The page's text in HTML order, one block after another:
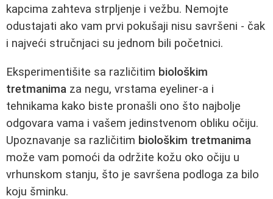
kapcima zahteva strpljenje i vežbu. Nemojte
odustajati ako vam prvi pokušaji nisu savršeni - čak
i najveći stručnjaci su jednom bili početnici.
Eksperimentišite sa različitim biološkim
tretmanima za negu, vrstama eyeliner-a i
tehnikama kako biste pronašli ono što najbolje
odgovara vama i vašem jedinstvenom obliku očiju.
Upoznavanje sa različitim biološkim tretmanima
može vam pomoći da održite kožu oko očiju u
vrhunskom stanju, što je savršena podloga za bilo
koju šminku.